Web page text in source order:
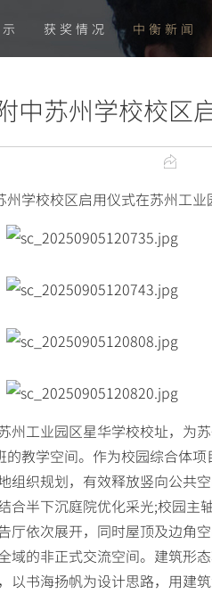
获奖情况 中衡新闻
中苏州学校校区
学校校区启用仪式在苏州工业
州工业园区星华学校校址，为
教学空间。作为校园综合体项
组织规划，有效释放竖向公共
合半下沉庭院优化采光;校园主
厅依次展开，同时屋顶及边角
域的非正式交流空间。建筑形
以书海扬帆为设计思路，用建